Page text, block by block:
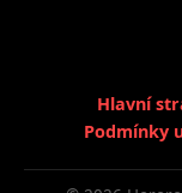
Hlavní
Podmínky